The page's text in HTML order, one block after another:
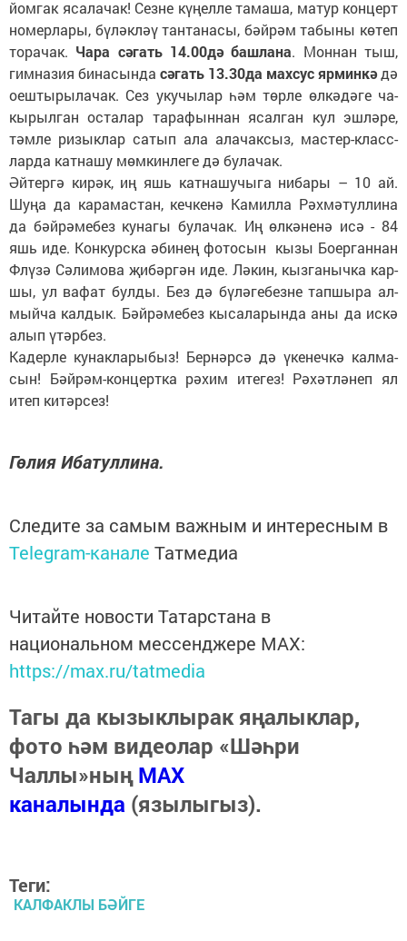
йом­гак яса­ла­чак! Сез­не кү­ңел­ле та­ма­ша, ма­тур кон­церт
но­мер­ла­ры, бү­ләк­ләү тан­та­на­сы, бәй­рәм та­бы­ны кө­теп
то­ра­чак. Ча­ра сә­гать 14.00дә баш­ла­на. Мон­нан тыш,
гим­на­зия би­на­сын­да сә­гать 13.30да мах­сус яр­мин­кәдә
оеш­ты­ры­ла­чак. Сез уку­чы­лар һәм төр­ле өл­кә­дә­ге ча­
кы­рыл­ган ос­та­лар та­ра­фын­нан ясал­ган кул эш­лә­ре,
тәм­ле ри­зык­лар са­тып ала ала­чак­сыз, мас­тер-класс­
лар­да кат­на­шу мөм­кин­ле­ге дә бу­ла­чак.
Әй­тер­гә ки­рәк, иң яшь кат­на­шу­чы­га ни­ба­ры – 10 ай.
Шу­ңа да ка­ра­мас­тан, кеч­ке­нә Ка­мил­ла Рәх­мә­тул­ли­на
да бәй­рә­ме­без ку­на­гы бу­ла­чак. Иң өл­кә­не­нә исә - 84
яшь иде. Кон­курс­ка әби­нең фо­то­сын кы­зы Бо­ер­ган­нан
Флү­зә Сә­ли­мо­ва җи­бәр­гән иде. Лә­кин, кыз­га­ныч­ка кар­
шы, ул ва­фат бул­ды. Без дә бү­лә­ге­без­не тап­шы­ра ал­
мый­ча кал­дык. Бәй­рә­ме­без кы­са­ла­рын­да аны да ис­кә
алып үтәр­без.
Ка­дер­ле ку­нак­ла­ры­быз! Бер­нәр­сә дә үке­неч­кә кал­ма­
сын! Бәй­рәм-кон­церт­ка рә­хим ите­гез! Рә­хәт­лә­неп ял
итеп ки­тәр­сез!
Гө­лия Иба­тул­ли­на.
Следите за самым важным и интересным в
Telegram-канале Татмедиа
Читайте новости Татарстана в
национальном мессенджере MАХ:
https://max.ru/tatmedia
Тагы да кызыклырак яңалыклар,
фото һәм видеолар «Шәһри
Чаллы»ныңMAX
каналында (язылыгыз).
Теги:
КАЛФАКЛЫ БӘЙГЕ